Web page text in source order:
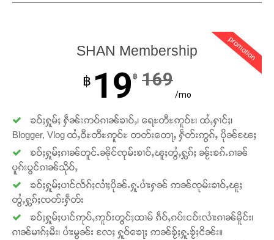
promotion
SHAN Membership
฿ 19 ฿ 169
/mo
ၶဝ်ႈႁူမ်ႈ ႁဵၼ်းဢဝ်ၵၢၼ်ၶၢဝ်ႇ၊ ရေႊတီႊဢူဝ်ႊ၊ ထႆႇႁၢင်ႈ၊
Blogger, Vlog ထႆႇဝီႊတီႊဢူဝ်ႊ တတ်းတေႃႇ ႁဵတ်းဢွၵ်ႇ ပိုၼ်ၽႄႈ
ၶဝ်ႈႁူမ်ႈၵၢၼ်တူင်ႉၼိုင်ၸုမ်းၶၢဝ်ႇၽူႈတွႆႇႁွၵ်ႈ ၼႂ်းၶၵ်ႉၵၢၼ်
ပူၵ်းပွင်ၵၢၼ်သိုဝ်ႇ
ၶဝ်ႈႁူမ်ႈပၢင်လႅၵ်ႈလၢႆႈပိုၼ်ႉႁူႉပၢႆးႁၼ် ဢၼ်ၸုမ်းၶၢဝ်ႇၽူႈ
တွႆႇႁွၵ်ႈၸတ်းႁဵတ်း
ၶဝ်ႈႁူမ်ႈပၢင်ဢုပ်ႇဢူဝ်းတွင်ႈထၢမ် ၵဵဝ်ႇၵပ်းငဝ်းလၢႆးၵၢၼ်မိူင်း၊
ၵၢၼ်မၢၵ်ႈမီး၊ ပၢႆးမွၼ်း လႄႈ ႁူဝ်ၶေႃႈ ဢၼ်ၶႂ်ႈႁူႉၶႂ်ႈငိၼ်း။